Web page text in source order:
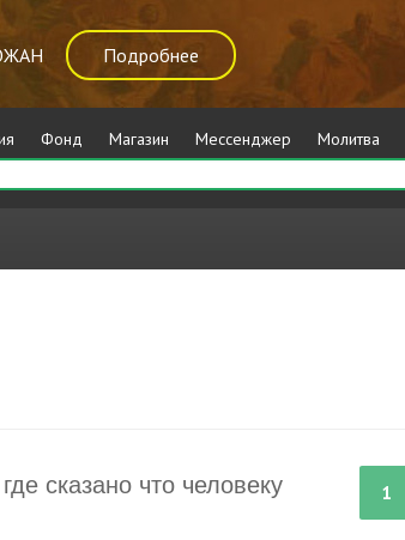
Подробнее
Фонд Магазин Мессенджер Молитва
1
сказано что человеку